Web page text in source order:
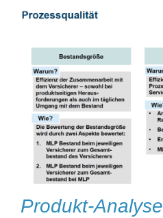
Produkt-Analyse